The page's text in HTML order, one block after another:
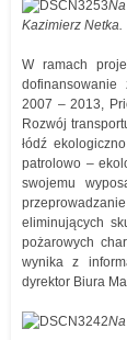
Kazimierz Netka.
W ramach
dofinansowanie
2007 – 2013,
Rozwój
łódź
patrolowo –
swojemu
eliminujących
pożarowych
wynika z
dyrektor Biura